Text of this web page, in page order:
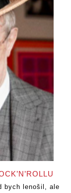
bych lenošil, ale